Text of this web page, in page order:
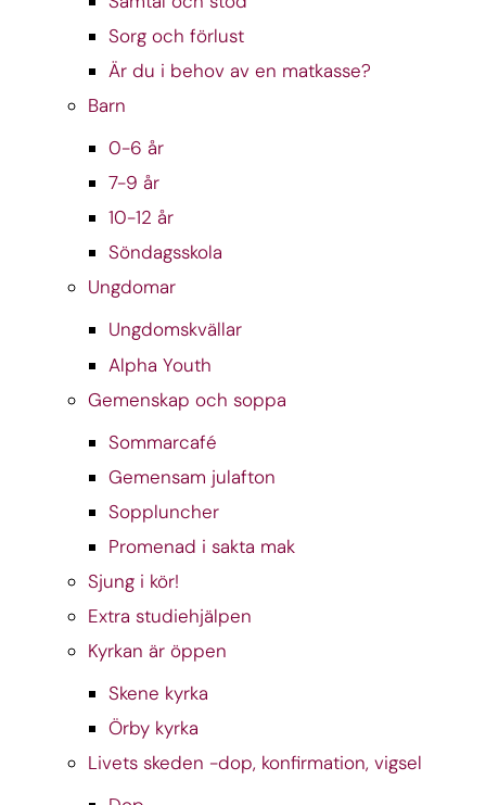
Sorg och förlust
Är du i behov av en matkasse?
Barn
0-6 år
7-9 år
10-12 år
Söndagsskola
Ungdomar
Ungdomskvällar
Alpha Youth
Gemenskap och soppa
Sommarcafé
Gemensam julafton
Soppluncher
Promenad i sakta mak
Sjung i kör!
Extra studiehjälpen
Kyrkan är öppen
Skene kyrka
Örby kyrka
Livets skeden -dop, konfirmation, vigsel